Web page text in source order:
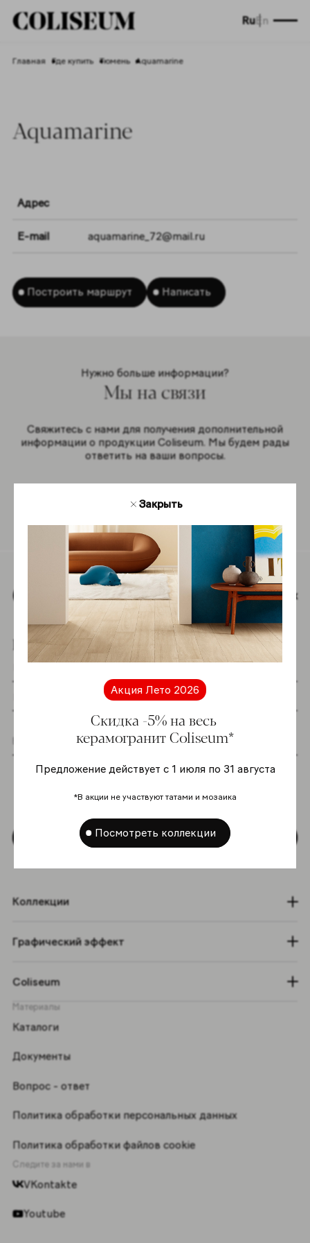
RuEn
Главная Где купить Тюмень Aquamarine
Aquamarine
Адрес
E-mail aquamarine_72@mail.ru
Построить маршрут Написать
Нужно больше информации?
Мы на связи
Свяжитесь с нами для получения дополнительной
информации о продукции Coliseum. Мы будем рады
ответить на ваши вопросы.
Обратная связь
Закрыть
Акция Лето 2026
Скидка -5% на весь
керамогранит Coliseum*
Предложение действует с 1 июля по 31 августа
*В акции не участвуют татами и мозаика
Посмотреть коллекции
Наверх
Подпишитесь на новостную рассылку
Я даю согласие на хранение и обработку
моих персональных данных согласно
персональных данных *
Подписаться
Коллекции
Графический эффект
Coliseum
Материалы
Каталоги
Документы
Вопрос - ответ
Политика обработки персональных данных
Политика обработки файлов cookie
Следите за нами в
VKontakte
Youtube